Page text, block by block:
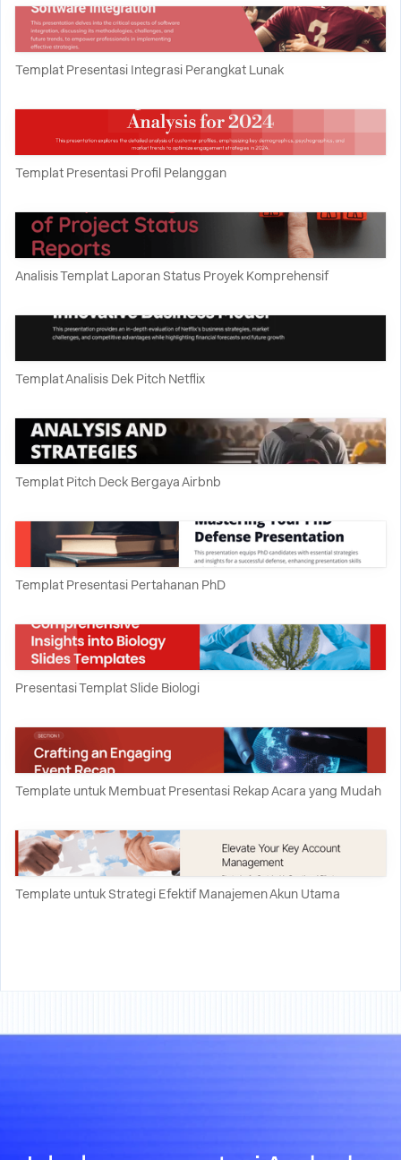
Templat Presentasi Integrasi Perangkat Lunak
Templat Presentasi Profil Pelanggan
Analisis Templat Laporan Status Proyek Komprehensif
Templat Analisis Dek Pitch Netflix
Templat Pitch Deck Bergaya Airbnb
Templat Presentasi Pertahanan PhD
Presentasi Templat Slide Biologi
Template untuk Membuat Presentasi Rekap Acara yang Mudah
Template untuk Strategi Efektif Manajemen Akun Utama